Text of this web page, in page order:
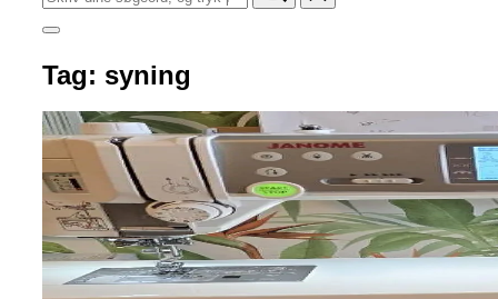
efter:
Slå
i
sidekolonne
Tag: syning